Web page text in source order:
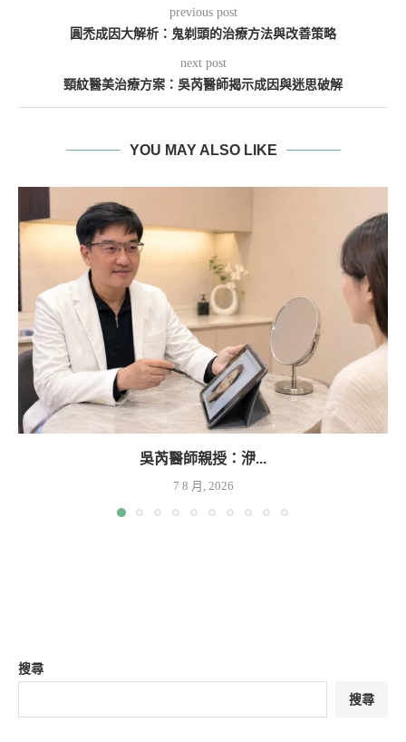
previous post
圓禿成因大解析：鬼剃頭的治療方法與改善策略
next post
頸紋醫美治療方案：吳芮醫師揭示成因與迷思破解
YOU MAY ALSO LIKE
吳芮醫師親授：洢...
7 8 月, 2026
搜尋
搜尋